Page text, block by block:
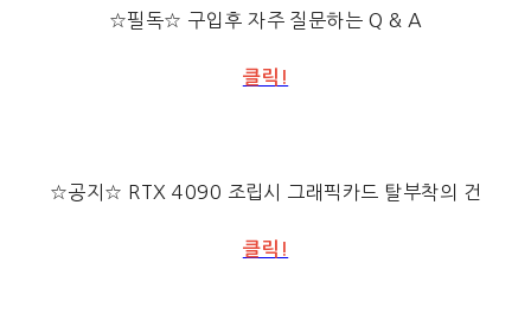
☆필독☆ 구입후 자주 질문하는 Q & A
클릭!
☆공지☆ RTX 4090 조립시 그래픽카드 탈부착의 건
클릭!